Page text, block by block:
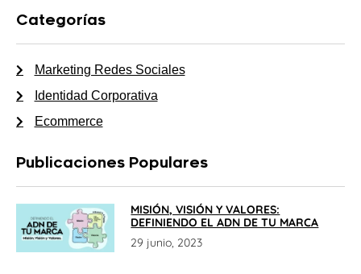
Categorías
Marketing Redes Sociales
Identidad Corporativa
Ecommerce
Publicaciones Populares
MISIÓN, VISIÓN Y VALORES:
DEFINIENDO EL ADN DE TU MARCA
29 junio, 2023